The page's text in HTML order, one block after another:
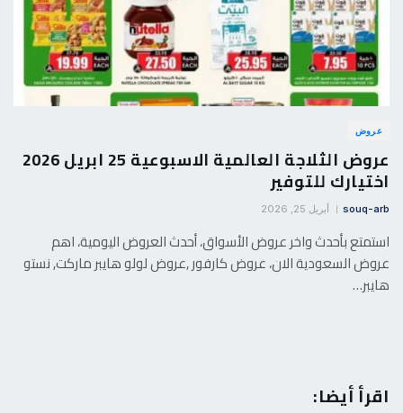
عروض
عروض الثلاجة العالمية الاسبوعية 25 ابريل 2026
اختيارك للتوفير
souq-arb أبريل 25, 2026
استمتع بأحدث واخر عروض الأسواق، أحدث العروض اليومية، اهم
عروض السعودية الان، عروض كارفور ,عروض لولو هايبر ماركت, نستو
هايبر…
اقرأ أيضا: